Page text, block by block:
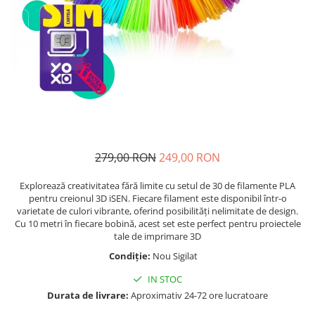
Telefoane mobile AGM
Telefoane mobile Realme
Telefoane mobile ZTE Nubia
Telefoane mobile ALTE BRANDURI
279,00 RON249,00 RON
Explorează creativitatea fără limite cu setul de 30 de filamente PLA
pentru creionul 3D iSEN. Fiecare filament este disponibil într-o
varietate de culori vibrante, oferind posibilități nelimitate de design.
Cu 10 metri în fiecare bobină, acest set este perfect pentru proiectele
tale de imprimare 3D
Condiție: Nou Sigilat
IN STOC
Durata de livrare: Aproximativ 24-72 ore lucratoare